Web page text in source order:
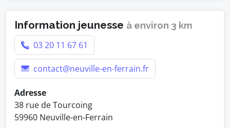
Information jeunesse à environ 3 km
03 20 11 67 61
contact@neuville-en-ferrain.fr
Adresse
38 rue de Tourcoing
59960 Neuville-en-Ferrain